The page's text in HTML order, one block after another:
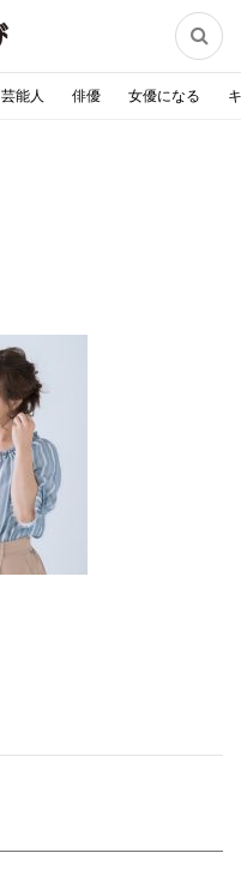

芸能人 俳優 女優になる